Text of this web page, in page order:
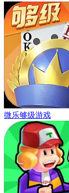
微乐够级游戏